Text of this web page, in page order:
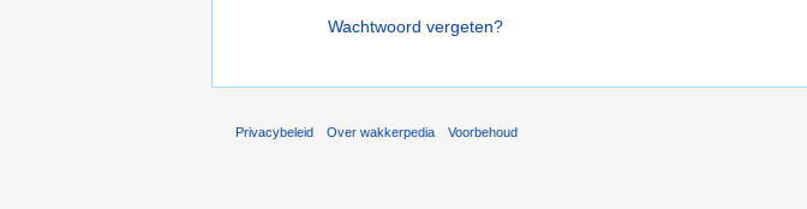
Wachtwoord vergeten?
Privacybeleid Over wakkerpedia Voorbehoud